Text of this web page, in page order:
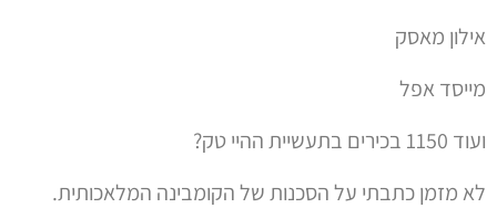
אילון מאסק
מייסד אפל
ועוד 1150 בכירים בתעשיית ההיי טק?
לא מזמן כתבתי על הסכנות של הקומבינה המלאכותית.